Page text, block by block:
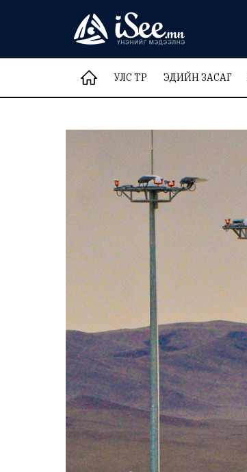
УЛС ТӨР ЭДИЙН ЗАСАГ